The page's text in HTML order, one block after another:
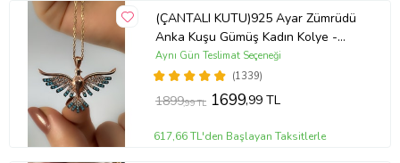
(ÇANTALI KUTU)925 Ayar Zümrüdü
Anka Kuşu Gümüş Kadın Kolye -
MAVİ
(1339)
Aynı Gün Teslimat Seçeneği
1899,99 TL 1699,99 TL
617,66 TL'den Başlayan Taksitlerle